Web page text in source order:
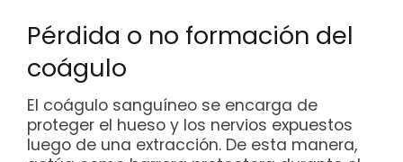
Pérdida o no formación del
coágulo
El coágulo sanguíneo se encarga de
proteger el hueso y los nervios expuestos
luego de una extracción. De esta manera,